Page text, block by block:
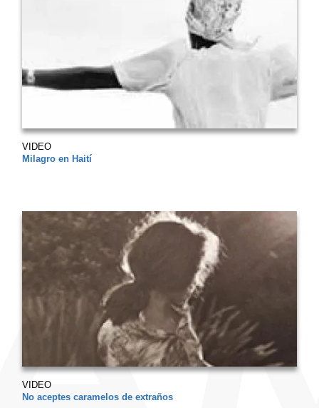
VIDEO
Milagro en Haití
VIDEO
No aceptes caramelos de extraños